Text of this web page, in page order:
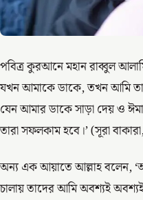
পবিত্র কুরআনে মহান রাব্বুল
যখন আমাকে ডাকে, তখন আমি
যেন আমার ডাকে সাড়া দেয় ও
তারা সফলকাম হবে।’ (সূরা
অন্য এক আয়াতে আল্লাহ বলেন,
চালায় তাদের আমি অবশ্যই